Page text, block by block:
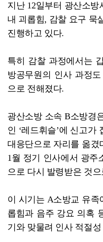
지난 12일부터 광산소
내 괴롭힘, 감찰 요구 묵
진행하고 있다.
특히 감찰 과정에서는
방공무원의 인사 과정
으로 전해졌다.
광산소방 소속 B소방경
인 ‘레드휘슬’에 신고
대응단으로 자리를 옮겼
1월 정기 인사에서 광주
으로 다시 발령받은 것
이 시기는 A소방교 유족
롭힘과 음주 강요 의혹
기와 맞물려 인사 적절